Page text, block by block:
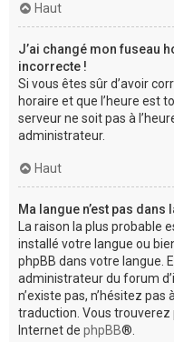
Haut
J’ai changé mon fuseau
incorrecte !
Si vous êtes sûr d’avoir
horaire et que l’heure est
serveur ne soit pas à
administrateur.
Haut
Ma langue n’est pas dans
La raison la plus probable
installé votre langue ou
phpBB dans votre langue.
administrateur du forum
n’existe pas, n’hésitez
traduction. Vous trouverez
Internet de phpBB®.